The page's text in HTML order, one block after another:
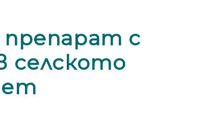
с
селското